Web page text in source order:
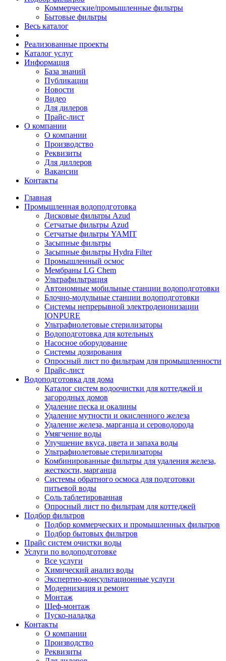
Коммерческие/промышленные фильтры
Бытовые фильтры
Весь каталог
Реализованные проекты
Каталог услуг
Информация
База знаний
Публикации
Новости
Видео
Для дилеров
Прайс-лист
О компании
О компании
Производство
Реквизиты
Для диллеров
Вакансии
Контакты
Главная
Промышленная водоподготовка
Дисковые фильтры Azud
Сетчатые фильтры Azud
Сетчатые фильтры YAMIT
Засыпные фильтры
Засыпные фильтры Hydra Filter
Промышленный осмос
Мембраны LG Chem
Ультрафильтрация
Автономные мобильные станции водоподготовки
Блочно-модульные станции водоподготовки
Системы непрерывной электродеионизации
IONPURE
Ультрафиолетовые стерилизаторы
Водоподготовка для котельных
Насосное оборудование
Системы дозирования
Опросный лист по фильтрам для промышленности
Прайс-лист
Водоподготовка для дома
Каталог систем водоочистки для коттеджей и
загородных домов
Удаление песка и окалины
Удаление мутности и окисленного железа
Удаление железа, марганца и сероводорода
Умягчение воды
Улучшение вкуса, цвета и запаха воды
Ультрафиолетовые стерилизаторы
Комбинированные фильтры для удаления железа,
жесткости, марганца
Системы обратного осмоса для подготовки
питьевой воды
Соль таблетированная
Опросный лист по фильтрам для коттеджей
Подбор фильтров
Подбор коммерческих и промышленных фильтров
Подбор бытовых фильтров
Прайс систем очистки воды
Услуги по водоподготовке
Все услуги
Химический анализ воды
Экспертно-консультационные услуги
Модернизация и ремонт
Монтаж
Шеф-монтаж
Пуско-наладка
Контакты
О компании
Производство
Реквизиты